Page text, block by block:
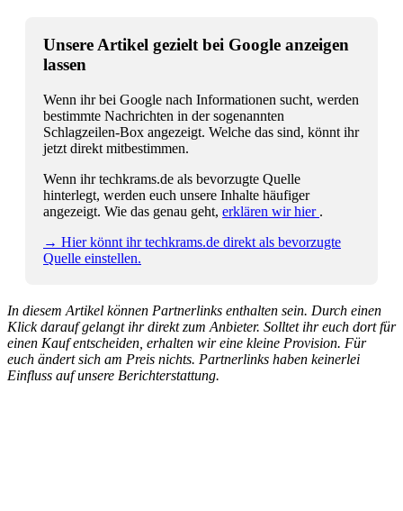
Unsere Artikel gezielt bei Google anzeigen
lassen
Wenn ihr bei Google nach Informationen sucht, werden
bestimmte Nachrichten in der sogenannten
Schlagzeilen-Box angezeigt. Welche das sind, könnt ihr
jetzt direkt mitbestimmen.
Wenn ihr techkrams.de als bevorzugte Quelle
hinterlegt, werden euch unsere Inhalte häufiger
angezeigt. Wie das genau geht, erklären wir hier .
→ Hier könnt ihr techkrams.de direkt als bevorzugte
Quelle einstellen.
In diesem Artikel können Partnerlinks enthalten sein. Durch einen
Klick darauf gelangt ihr direkt zum Anbieter. Solltet ihr euch dort für
einen Kauf entscheiden, erhalten wir eine kleine Provision. Für
euch ändert sich am Preis nichts. Partnerlinks haben keinerlei
Einfluss auf unsere Berichterstattung.